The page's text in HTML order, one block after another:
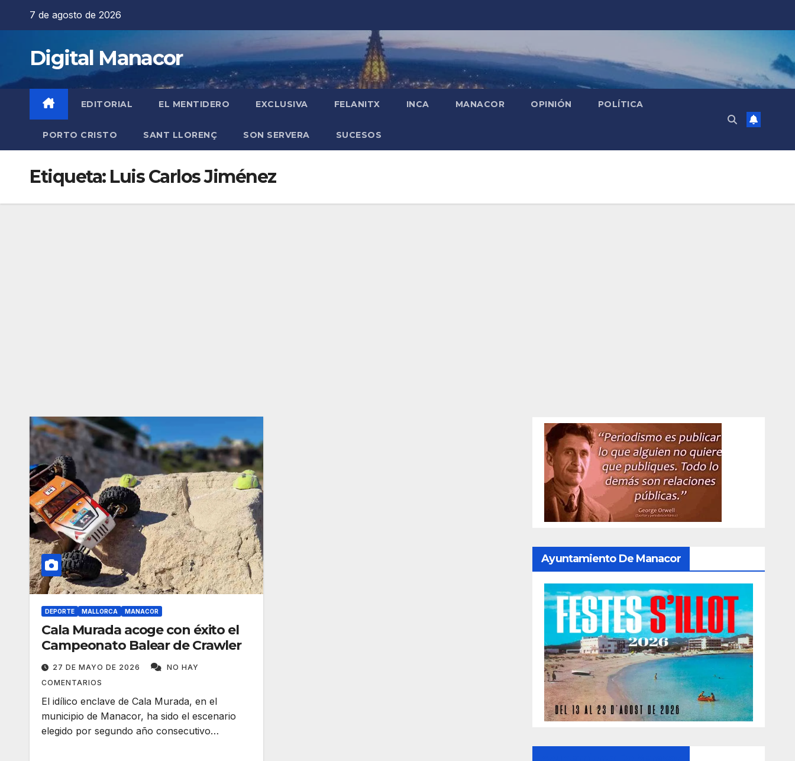
7 de agosto de 2026
Digital Manacor
EDITORIAL EL MENTIDERO EXCLUSIVA FELANITX INCA MANACOR OPINIÓN POLÍTICA
PORTO CRISTO SANT LLORENÇ SON SERVERA SUCESOS
Etiqueta: Luis Carlos Jiménez
DEPORTE MALLORCA MANACOR
Cala Murada acoge con éxito el
Campeonato Balear de Crawler
27 DE MAYO DE 2026
NO HAY
COMENTARIOS
El idílico enclave de Cala Murada, en el
municipio de Manacor, ha sido el escenario
elegido por segundo año consecutivo…
Ayuntamiento De Manacor